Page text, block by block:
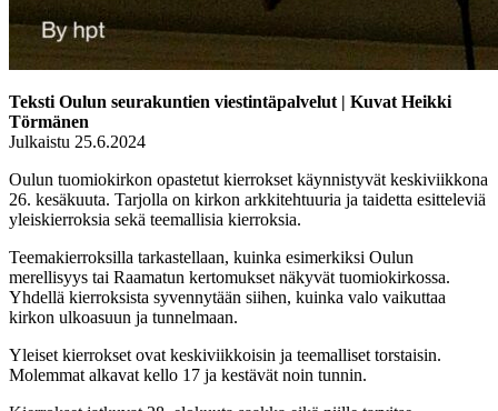
Teksti Oulun seurakuntien viestintäpalvelut | Kuvat Heikki
Törmänen
Julkaistu 25.6.2024
Oulun tuomiokirkon opastetut kierrokset käynnistyvät keskiviikkona
26. kesäkuuta. Tarjolla on kirkon arkkitehtuuria ja taidetta esitteleviä
yleiskierroksia sekä teemallisia kierroksia.
Teemakierroksilla tarkastellaan, kuinka esimerkiksi Oulun
merellisyys tai Raamatun kertomukset näkyvät tuomiokirkossa.
Yhdellä kierroksista syvennytään siihen, kuinka valo vaikuttaa
kirkon ulkoasuun ja tunnelmaan.
Yleiset kierrokset ovat keskiviikkoisin ja teemalliset torstaisin.
Molemmat alkavat kello 17 ja kestävät noin tunnin.